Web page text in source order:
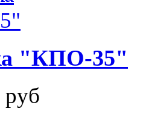
"КПО-35"
руб